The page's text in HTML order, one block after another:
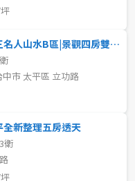
北屯買房推薦|廣三名人山水B區|景觀四房雙陽台平車
市 太平區 立功路
新整理五房透天
衛